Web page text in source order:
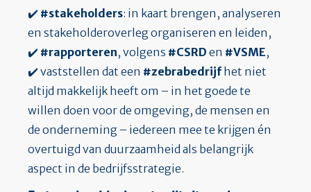
✔️ #stakeholders: in kaart brengen, analyseren
en stakeholderoverleg organiseren en leiden,
✔️ #rapporteren, volgens #CSRD en #VSME,
✔️ vaststellen dat een #zebrabedrijf het niet
altijd makkelijk heeft om – in het goede te
willen doen voor de omgeving, de mensen en
de onderneming – iedereen mee te krijgen én
overtuigd van duurzaamheid als belangrijk
aspect in de bedrijfsstrategie.